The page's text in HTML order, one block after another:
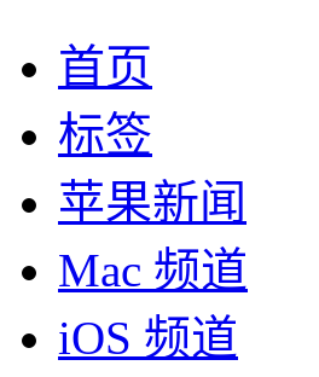
首页
标签
苹果新闻
Mac 频道
iOS 频道